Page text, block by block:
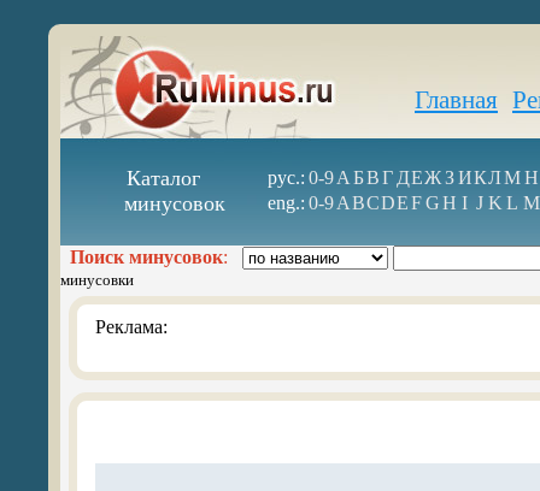
Главная
Каталог
минусовок
рус.: 0-9А БВГ ДЕЖ З ИКЛМН
eng.: 0-9ABCDEFGH I J K L M
Поиск минусовок:
минусовки
Реклама: